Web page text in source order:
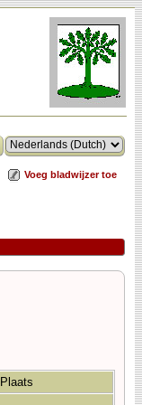
Voeg bladwijzer toe
Plaats